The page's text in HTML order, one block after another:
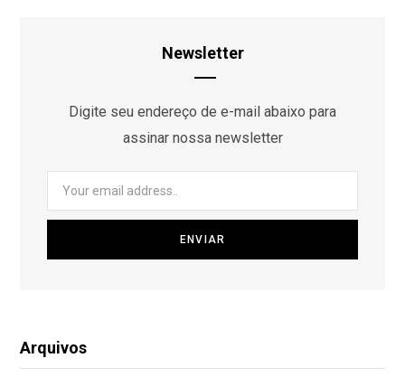
Newsletter
Digite seu endereço de e-mail abaixo para
assinar nossa newsletter
Arquivos